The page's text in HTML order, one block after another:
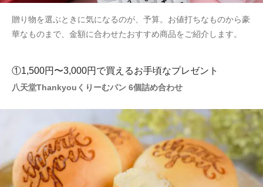
贈り物を選ぶときに気になるのが、予算。お値打ちなものから豪
華なものまで、金額に合わせたおすすめ商品をご紹介します。
①1,500円〜3,000円で買えるお手頃なプレゼント
八天堂Thankyouくりーむパン 6個詰め合わせ